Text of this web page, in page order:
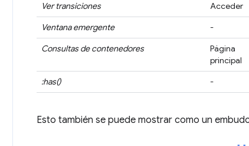
Ver transiciones
Acceder
Ventana emergente
-
Consultas de contenedores
Página
principal
:has() -
Esto también se puede mostrar como un